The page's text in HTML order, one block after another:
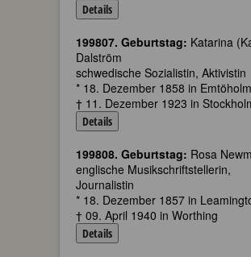
Details
199807. Geburtstag: Katarina
Dalström
schwedische Sozialistin, Aktivistin
* 18. Dezember 1858 in Emtöholm
† 11. Dezember 1923 in
Details
199808. Geburtstag: Rosa
englische Musikschriftstellerin,
Journalistin
* 18. Dezember 1857 in
† 09. April 1940 in Worthing
Details